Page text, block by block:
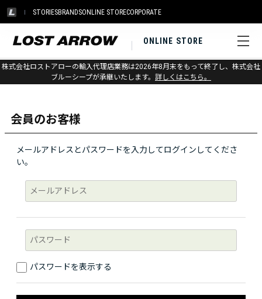
STORIESBRANDSONLINE STORECORPORATE
ONLINE STORE
株式会社ロストアローの輸入代理店業務は2026年8月末をもって終了し、株式会社
ブルーシープが承継いたします。 詳しくはこちら。
ログイン
会員のお客様
メールアドレスとパスワードを入力してログインしてくださ
い。
パスワードを表示する